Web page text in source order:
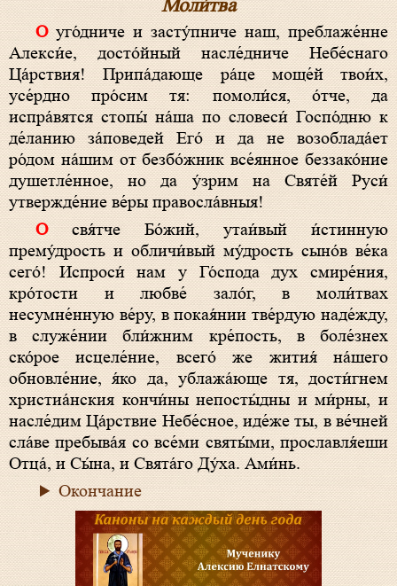
Моли́тва
О уго́дниче и засту́пниче наш, преблаже́нне
Алекси́е, досто́йный насле́дниче Небе́снаго
Ца́рствия! Припа́дающе ра́це моще́й твои́х,
усе́рдно про́сим тя: помоли́ся, о́тче, да
испра́вятся стопы́ на́ша по словеси́ Госпо́дню к
де́ланию за́поведей Его́ и да не возоблада́ет
ро́дом на́шим от безбо́жник все́янное беззако́ние
душетле́нное, но да у́зрим на Святе́й Руси́
утвержде́ние ве́ры правосла́вныя!
О свя́тче Бо́жий, утаи́вый и́стинную
прему́дрость и обличи́вый му́дрость сыно́в ве́ка
сего́! Испроси́ нам у Го́спода дух смире́ния,
кро́тости и любве́ зало́г, в моли́твах
несумне́нную ве́ру, в покая́нии тве́рдую наде́жду,
в служе́нии бли́жним кре́пость, в боле́знех
ско́рое исцеле́ние, всего́ же жития́ на́шего
обновле́ние, я́ко да, ублажа́юще тя, дости́гнем
христиа́нския кончи́ны непосты́дны и ми́рны, и
насле́дим Ца́рствие Небе́сное, иде́же ты, в ве́чней
сла́ве пребыва́я со все́ми святы́ми, прославля́еши
Отца́, и Сы́на, и Свята́го Ду́ха. Ами́нь.
Окончание